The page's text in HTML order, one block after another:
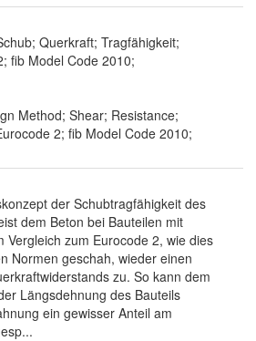
Querkraft; Tragfähigkeit;
fib Model Code 2010;
Method; Shear; Resistance;
2; fib Model Code 2010;
der Schubtragfähigkeit des
dem Beton bei Bauteilen mit
Vergleich zum Eurocode 2, wie dies
Normen geschah, wieder einen
zu. So kann dem
Längsdehnung des Bauteils
ein gewisser Anteil am